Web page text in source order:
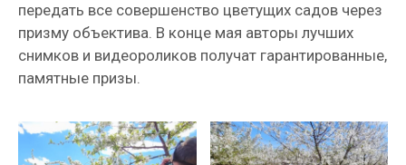
передать все совершенство цветущих садов через
призму объектива. В конце мая авторы лучших
снимков и видеороликов получат гарантированные,
памятные призы.